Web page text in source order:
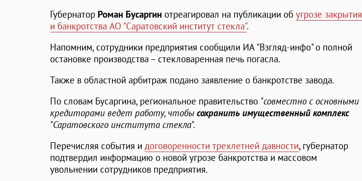
Губернатор Роман Бусаргин отреагировал на публикации об угрозе закрытия
и банкротства АО "Саратовский институт стекла".
Напомним, сотрудники предприятия сообщили ИА "Взгляд-инфо" о полной
остановке производства – стекловаренная печь погасла.
Также в областной арбитраж подано заявление о банкротстве завода.
По словам Бусаргина, региональное правительство "совместно с основными
кредиторами ведет работу, чтобы сохранить имущественный комплекс
"Саратовского института стекла".
Перечисляя события и договоренности трехлетней давности, губернатор
подтвердил информацию о новой угрозе банкротства и массовом
увольнении сотрудников предприятия.